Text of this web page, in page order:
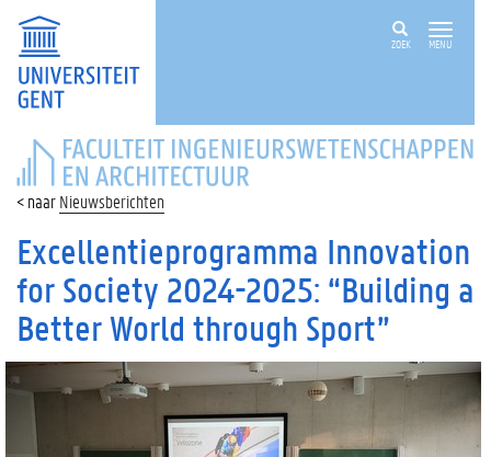
ZOEK MENU
FACULTEIT
INGENIEURSWETENSCHAPPEN
EN
ARCHITECTUUR
Nieuwsberichten
Excellentieprogramma Innovation
for Society 2024-2025: “Building a
Better World through Sport”